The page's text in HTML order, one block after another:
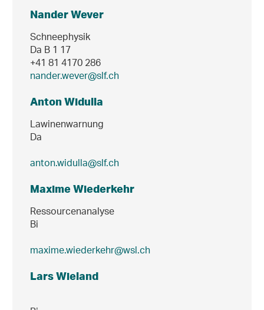
Nander Wever
Schneephysik
Da B 1 17
+41 81 4170 286
nander.wever@slf.ch
Anton Widulla
Lawinenwarnung
Da
anton.widulla@slf.ch
Maxime Wiederkehr
Ressourcenanalyse
Bi
maxime.wiederkehr@wsl.ch
Lars Wieland